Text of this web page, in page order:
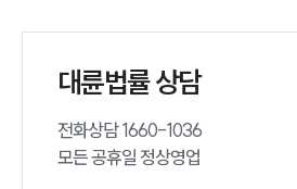
학교폭력전문변
소식/자료
대륜법률 상담
전화상담 1660-1036
모든 공휴일 정상영업